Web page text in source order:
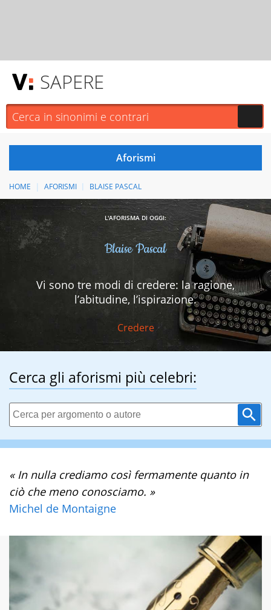
SAPERE
HOME AFORISMI BLAISE PASCAL
L'AFORISMA DI OGGI:
Blaise Pascal
Vi sono tre modi di credere: la ragione,
l’abitudine, l’ispirazione.
Credere
Cerca gli aforismi più celebri:
« In nulla crediamo così fermamente quanto in
ciò che meno conosciamo. »
Michel de Montaigne